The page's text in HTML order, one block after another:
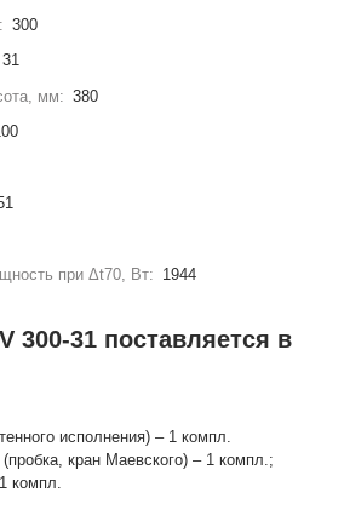
300
31
мм: 380
при Δt70, Вт: 1944
300-31 поставляется в
исполнения) – 1 компл.
кран Маевского) – 1 компл.;
компл.